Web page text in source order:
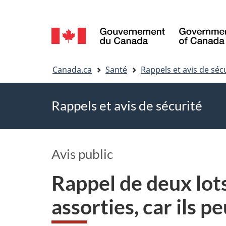
Sélection
de
la
Canada.ca Santé Rappels et avis de
Rappels et avis de sécurité
Avis public
Rappel de deux
assorties, car ils